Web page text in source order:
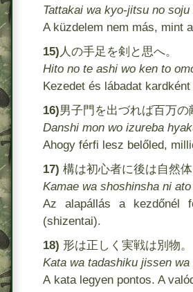
Tattakai wa kyo-jitsu no soju
A küzdelem nem más, mint
15) 人の手足を剣と思へ。
Hito no te ashi wo ken to
Kezedet és lábadat
16)男子門を出づれば百万の
Danshi mon wo izureba
Ahogy férfi lesz belőled,
17) 構は初心者に後は自然体
Kamae wa shoshinsha ni
Az alapállás a kezdőnél
(shizentai).
18) 形は正しく実戦は別物。
Kata wa tadashiku jissen wa
A kata legyen pontos. A